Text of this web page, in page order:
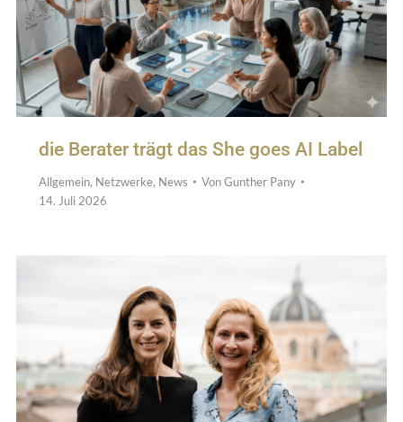
die Berater trägt das She goes AI Label
Allgemein, Netzwerke, News VonGunther Pany
14. Juli 2026